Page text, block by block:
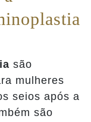
são
mulheres
seios após a
são